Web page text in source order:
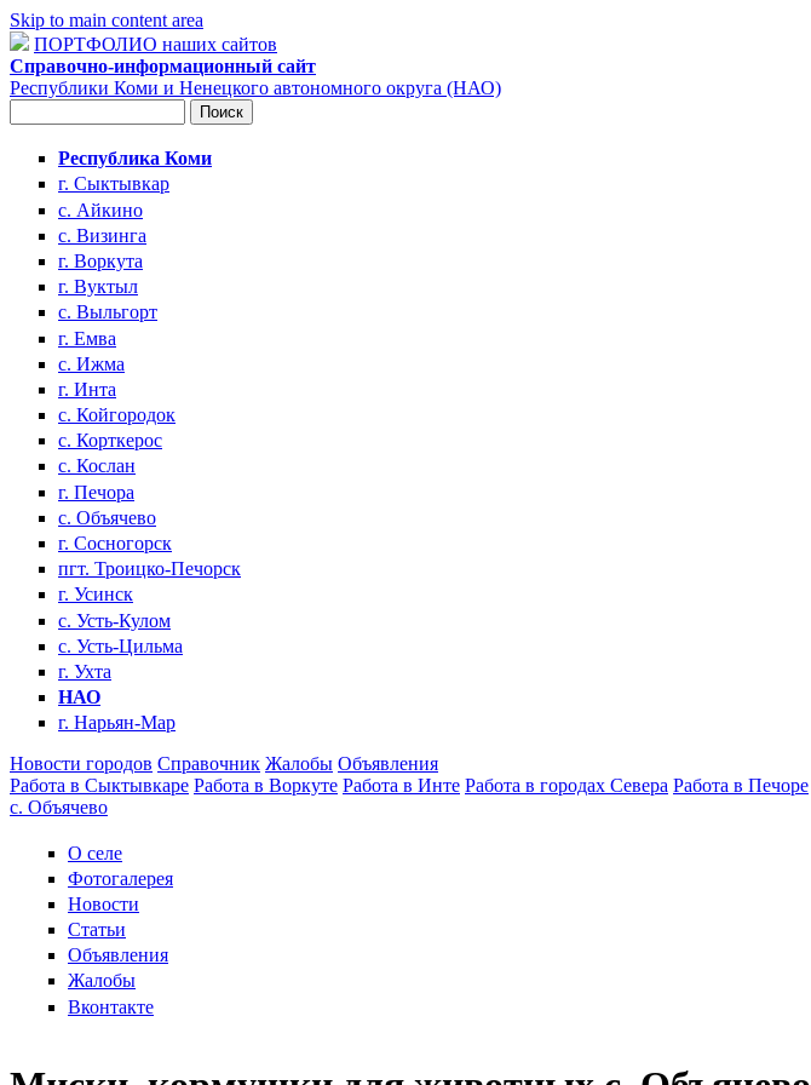
Skip to main content area
ПОРТФОЛИО наших сайтов
Справочно-информационный сайт
Республики Коми и Ненецкого автономного округа (НАО)
Республика Коми
г. Сыктывкар
с. Айкино
с. Визинга
г. Воркута
г. Вуктыл
с. Выльгорт
г. Емва
с. Ижма
г. Инта
с. Койгородок
с. Корткерос
с. Кослан
г. Печора
с. Объячево
г. Сосногорск
пгт. Троицко-Печорск
г. Усинск
с. Усть-Кулом
с. Усть-Цильма
г. Ухта
НАО
г. Нарьян-Мар
Новости городов Справочник Жалобы Объявления
Работа в Сыктывкаре Работа в Воркуте Работа в Инте Работа в городах Севера Работа в Печоре
с. Объячево
О селе
Фотогалерея
Новости
Статьи
Объявления
Жалобы
Вконтакте